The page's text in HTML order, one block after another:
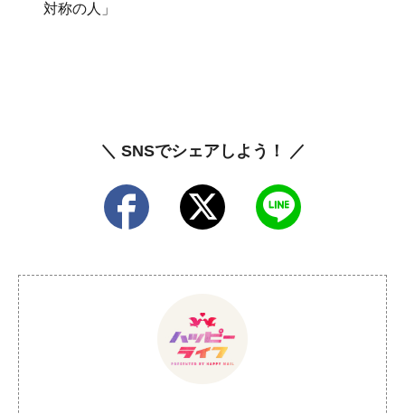
対称の人」
＼ SNSでシェアしよう！ ／